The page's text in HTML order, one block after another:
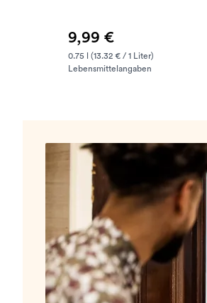
9,99 €
0.75 l (13.32 € / 1 Liter)
Lebensmittelangaben